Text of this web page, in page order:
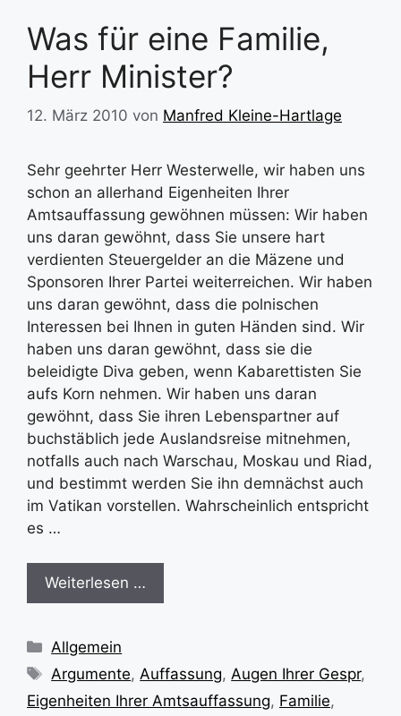
Was für eine Familie,
Herr Minister?
12. März 2010 von Manfred Kleine-Hartlage
Sehr geehrter Herr Westerwelle, wir haben uns
schon an allerhand Eigenheiten Ihrer
Amtsauffassung gewöhnen müssen: Wir haben
uns daran gewöhnt, dass Sie unsere hart
verdienten Steuergelder an die Mäzene und
Sponsoren Ihrer Partei weiterreichen. Wir haben
uns daran gewöhnt, dass die polnischen
Interessen bei Ihnen in guten Händen sind. Wir
haben uns daran gewöhnt, dass sie die
beleidigte Diva geben, wenn Kabarettisten Sie
aufs Korn nehmen. Wir haben uns daran
gewöhnt, dass Sie ihren Lebenspartner auf
buchstäblich jede Auslandsreise mitnehmen,
notfalls auch nach Warschau, Moskau und Riad,
und bestimmt werden Sie ihn demnächst auch
im Vatikan vorstellen. Wahrscheinlich entspricht
es …
Weiterlesen …
Kategorien
Allgemein
Schlagwörter
Argumente, Auffassung, Augen Ihrer Gespr,
Eigenheiten Ihrer Amtsauffassung, Familie,